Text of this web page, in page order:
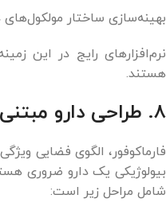
بهینه‌سازی ساختار مولکول‌های
هستند.
۸. طراحی دارو مبتنی بر Pharmacophore:
فارماکوفور، الگوی فضایی
بیولوژیکی یک دارو ضروری
شامل مراحل زیر است: